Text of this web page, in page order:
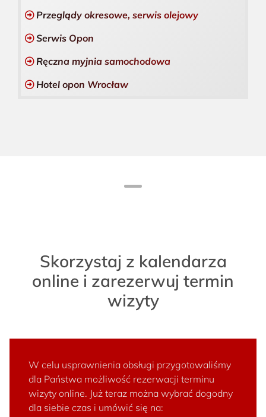
Przeglądy okresowe, serwis olejowy
Serwis Opon
Ręczna myjnia samochodowa
Hotel opon Wrocław
Skorzystaj z kalendarza
online i zarezerwuj termin
wizyty
W celu usprawnienia obsługi przygotowaliśmy
dla Państwa możliwość rezerwacji terminu
wizyty online. Już teraz można wybrać dogodny
dla siebie czas i umówić się na: